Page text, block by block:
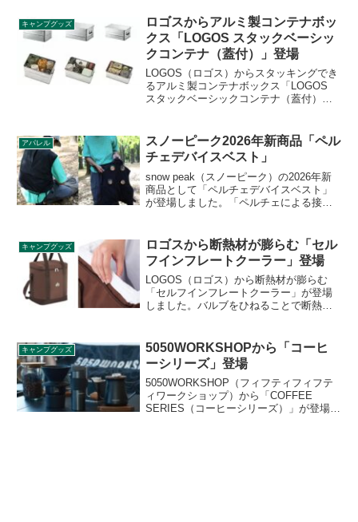
ます。複数張りを連結してカスタマイズ
もできます。詳細をレビューします。
キャンプグッズ
ロゴスからアルミ製コンテナボッ
クス「LOGOS スタックベーシッ
クコンテナ（蓋付）」登場
LOGOS（ロゴス）からスタッキングでき
るアルミ製コンテナボックス「LOGOS
スタックベーシックコンテナ（蓋付）」
ナボックスです。詳細をレビューしま
す。
アパレル
スノーピーク2026年新商品「ペル
チェデバイスベスト」
snow peak（スノーピーク）の2026年新
商品として「ペルチェデバイスベスト」
が登場しました。「ペルチェによる接触
たベストで、従来製品とは一線を画す圧
倒的な冷却パフォーマンスを発揮しま
す。詳細をレビューします。
キャンプグッズ
ロゴスから断熱材が膨らむ「セル
フインフレートクーラー」登場
LOGOS（ロゴス）から断熱材が膨らむ
「セルフインフレートクーラー」が登場
しました。バルブをひねることで断熱材
の熱を遮断し、冷気をしっかりキープし
ます。詳細をレビューします。
キャンプグッズ
5050WORKSHOPから「コーヒ
ーシリーズ」登場
5050WORKSHOP（フィフティフィフテ
ィワークショップ）から「COFFEE
SERIES（コーヒーシリーズ）」が登場し